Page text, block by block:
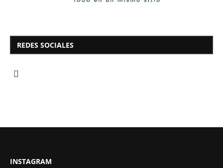
REDES SOCIALES
INSTAGRAM